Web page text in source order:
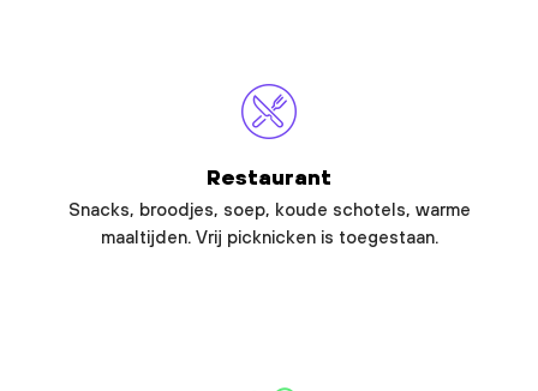
Restaurant
Snacks, broodjes, soep, koude schotels, warme
maaltijden. Vrij picknicken is toegestaan.